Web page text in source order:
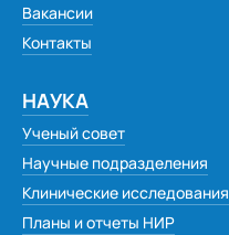
Вакансии
Контакты
НАУКА
Ученый совет
Научные подразделения
Клинические исследования
Планы и отчеты НИР